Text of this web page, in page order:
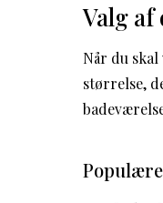
Valg
Når du
størrelse,